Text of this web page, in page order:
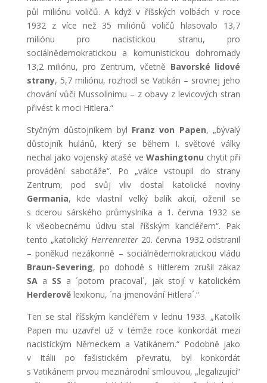
půl miliónu voličů. A když v říšských volbách v roce
1932 z více než 35 miliónů voličů hlasovalo 13,7
miliónu pro nacistickou stranu, pro
sociálnědemokratickou a komunistickou dohromady
13,2 miliónu, pro Zentrum, včetně Bavorské lidové
strany, 5,7 miliónu, rozhodl se Vatikán – srovnej jeho
chování vůči Mussolinimu – z obavy z levicových stran
přivést k moci Hitlera.“
Styčným důstojníkem byl Franz von Papen, „bývalý
důstojník hulánů, který se během I. světové války
nechal jako vojenský atašé veWashingtonu chytit při
provádění sabotáže“. Po „válce vstoupil do strany
Zentrum, pod svůj vliv dostal katolické noviny
Germania, kde vlastnil velký balík akcií, oženil se
s dcerou sárského průmyslníka a 1. června 1932 se
k všeobecnému údivu stal říšským kancléřem“. Pak
tento „katolický Herrenreiter 20. června 1932 odstranil
– poněkud nezákonně – sociálnědemokratickou vládu
Braun-Severing, po dohodě s Hitlerem zrušil zákaz
SA a SS a ´potom pracoval´, jak stojí v katolickém
Herderově lexikonu, ´na jmenování Hitlera´.“
Ten se stal říšským kancléřem v lednu 1933. „Katolík
Papen mu uzavřel už v témže roce konkordát mezi
nacistickým Německem a Vatikánem.“ Podobně jako
v Itálii po fašistickém převratu, byl konkordát
s Vatikánem prvou mezinárodní smlouvou, „legalizující“